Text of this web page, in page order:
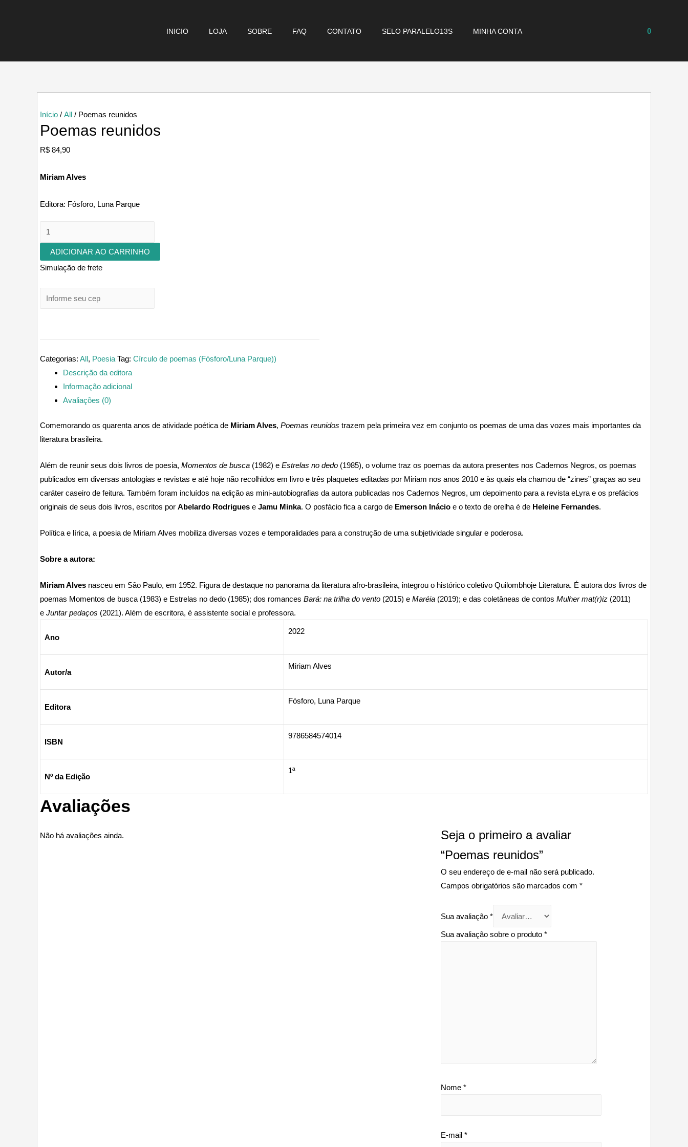
INICIO LOJA SOBRE FAQ CONTATO SELO PARALELO13S MINHA CONTA 0
Início / All / Poemas reunidos
Poemas reunidos
R$ 84,90
Miriam Alves
Editora: Fósforo, Luna Parque
Poemas
reunidos
quantidade
ADICIONAR AO CARRINHO
Simulação de frete
Categorias: All, Poesia Tag: Círculo de poemas (Fósforo/Luna Parque))
Descrição da editora
Informação adicional
Avaliações (0)
Comemorando os quarenta anos de atividade poética de Miriam Alves, Poemas reunidos trazem pela primeira vez em conjunto os poemas de uma das vozes mais importantes da
literatura brasileira.
Além de reunir seus dois livros de poesia, Momentos de busca (1982) e Estrelas no dedo (1985), o volume traz os poemas da autora presentes nos Cadernos Negros, os poemas
publicados em diversas antologias e revistas e até hoje não recolhidos em livro e três plaquetes editadas por Miriam nos anos 2010 e às quais ela chamou de “zines” graças ao seu
caráter caseiro de feitura. Também foram incluídos na edição as mini-autobiografias da autora publicadas nos Cadernos Negros, um depoimento para a revista eLyra e os prefácios
originais de seus dois livros, escritos por Abelardo Rodrigues e Jamu Minka. O posfácio fica a cargo de Emerson Inácio e o texto de orelha é de Heleine Fernandes.
Política e lírica, a poesia de Miriam Alves mobiliza diversas vozes e temporalidades para a construção de uma subjetividade singular e poderosa.
Sobre a autora:
Miriam Alves nasceu em São Paulo, em 1952. Figura de destaque no panorama da literatura afro-brasileira, integrou o histórico coletivo Quilombhoje Literatura. É autora dos livros de
poemas Momentos de busca (1983) e Estrelas no dedo (1985); dos romances Bará: na trilha do vento (2015) e Maréia (2019); e das coletâneas de contos Mulher mat(r)iz (2011)
e Juntar pedaços (2021). Além de escritora, é assistente social e professora.
Ano
2022
Autor/a
Miriam Alves
Editora
Fósforo, Luna Parque
ISBN
9786584574014
Nº da Edição
1ª
Avaliações
Não há avaliações ainda.
Seja o primeiro a avaliar
“Poemas reunidos”
O seu endereço de e-mail não será publicado.
Campos obrigatórios são marcados com*
Sua avaliação*
Sua avaliação sobre o produto*
Nome*
E-mail*